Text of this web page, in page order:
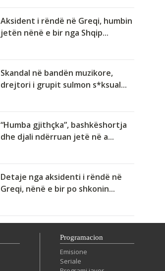
Aksident i rëndë në Greqi, humbin
jetën nënë e bir nga Shqip...
Skandal në bandën muzikore,
drejtori i grupit sulmon s*ksual...
“Humba gjithçka”, bashkëshortja
dhe djali ndërruan jetë në a...
Detaje nga aksidenti i rëndë në
Greqi, nënë e bir po shkonin...
Programacion
Emisione
Seriale